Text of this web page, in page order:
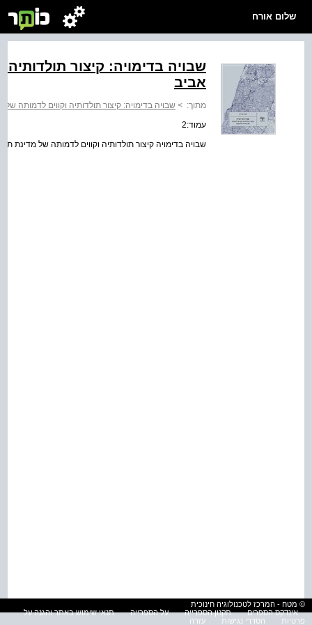
שלום אורח
שבויה בדימויה: קיצור
אביב
מתוך: > שבויה בדימויה: קיצור תולדותיה וקווים לדמותה
עמוד:2
שבויה בדימויה קיצור תולדותיה וקווים לדמותה של מדינת
© מטח - המרכז לטכנולוגיה חינוכית
אינדקס הספרים
תקנון הספרייה על הספרייה
תנאי שימוש באתר והגנה על
פרטיות
הסדרי נגישות עזרה